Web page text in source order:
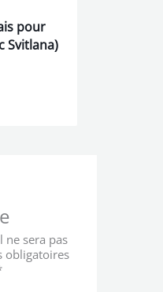
pour
Svitlana)
ne sera pas
obligatoires